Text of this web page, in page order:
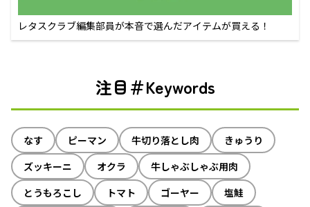
レタスクラブ編集部員が本音で選んだアイテムが買える！
注目＃Keywords
なす ピーマン 牛切り落とし肉
きゅうり
ズッキーニ
オクラ
牛しゃぶしゃぶ用肉
とうもろこし
トマト ゴーヤー
塩鮭